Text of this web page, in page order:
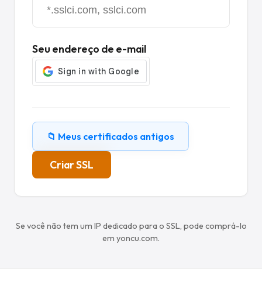
Seu endereço de e-mail
📁 Meus certificados antigos
Criar SSL
Se você não tem um IP dedicado para o SSL, pode comprá-lo
em yoncu.com.